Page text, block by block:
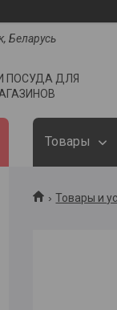
Беларусь
ПОСУДА ДЛЯ
Товары
Товары и